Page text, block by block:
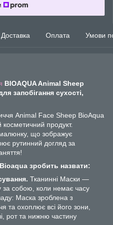
Доставка Оплата Умови
BIOAQUA Animal Sheep
запобігання сухості,
Animal Face Sheep BioAqua
продукт.
що зображує
рутинний догляд за
зробить назвати:
Тканинні Маски —
за собою, коли немає часу
Маска зроблена з
та охоплює всі його зони,
рот та нижню частину